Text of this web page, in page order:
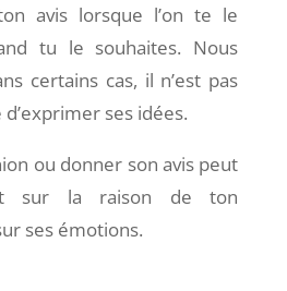
avis lorsque l’on te le
tu le souhaites. Nous
certains cas, il n’est pas
ses idées.
ou donner son avis peut
sur la raison de ton
ses émotions.